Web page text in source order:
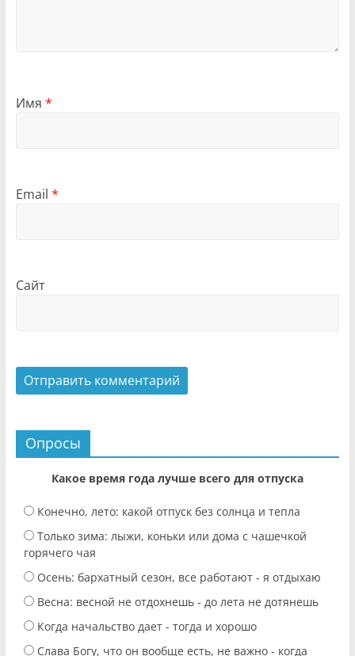
Имя *
Email *
Сайт
Опросы
Какое время года лучше всего для отпуска
Конечно, лето: какой отпуск без солнца и тепла
Только зима: лыжи, коньки или дома с чашечкой
горячего чая
Осень: бархатный сезон, все работают - я отдыхаю
Весна: весной не отдохнешь - до лета не дотянешь
Когда начальство дает - тогда и хорошо
Слава Богу, что он вообще есть, не важно - когда